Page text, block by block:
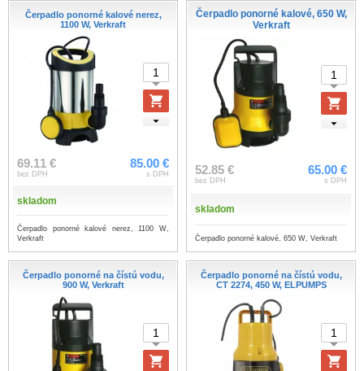
Čerpadlo ponorné kalové nerez,
1100 W, Verkraft
69.11 €
bez DPH
85.00 €
s DPH
skladom
Čerpadlo ponorné kalové nerez, 1100 W,
Verkraft
Čerpadlo ponorné kalové, 650 W,
Verkraft
52.85 €
bez DPH
65.00 €
s DPH
skladom
Čerpadlo ponorné kalové, 650 W, Verkraft
Čerpadlo ponorné na čístú vodu,
900 W, Verkraft
Čerpadlo ponorné na čístú vodu,
CT 2274, 450 W, ELPUMPS